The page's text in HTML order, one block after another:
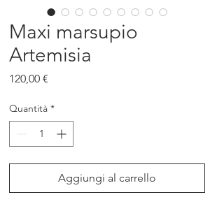
Maxi marsupio
Artemisia
120,00 €
Quantità *
Aggiungi al carrello